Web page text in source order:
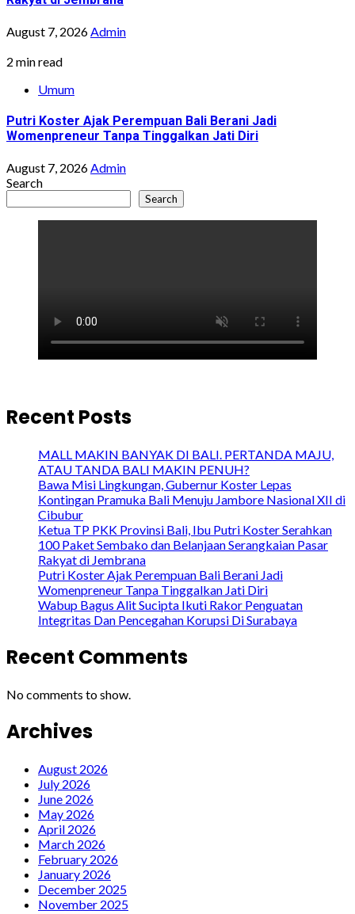
August 7, 2026Admin
2 min read
Umum
Putri Koster Ajak Perempuan Bali Berani Jadi
Womenpreneur Tanpa Tinggalkan Jati Diri
August 7, 2026Admin
Search
Search
Recent Posts
MALL MAKIN BANYAK DI BALI. PERTANDA MAJU,
ATAU TANDA BALI MAKIN PENUH?
Bawa Misi Lingkungan, Gubernur Koster Lepas
Kontingan Pramuka Bali Menuju Jambore Nasional XII di
Cibubur
Ketua TP PKK Provinsi Bali, Ibu Putri Koster Serahkan
100 Paket Sembako dan Belanjaan Serangkaian Pasar
Rakyat di Jembrana
Putri Koster Ajak Perempuan Bali Berani Jadi
Womenpreneur Tanpa Tinggalkan Jati Diri
Wabup Bagus Alit Sucipta Ikuti Rakor Penguatan
Integritas Dan Pencegahan Korupsi Di Surabaya
Recent Comments
No comments to show.
Archives
August 2026
July 2026
June 2026
May 2026
April 2026
March 2026
February 2026
January 2026
December 2025
November 2025